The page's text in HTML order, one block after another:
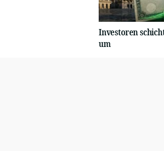
Investoren
um